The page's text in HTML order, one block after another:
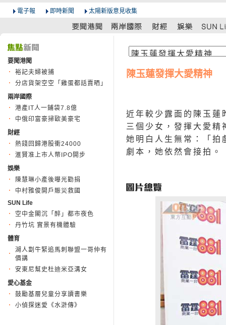
電子報 即時新聞 太陽新版意見收集
要聞港聞
裕記夫婦被捕
分店貨架空空「雞蛋都話賣晒」
兩岸國際
港產IT人一鋪袋7.8億
中俄印富豪掃歐美豪宅
財經
熱錢回歸港股衝24000
滙賢准上市人幣IPO開步
娛樂
陳慧琳小產後曝光勸捐
中村雅俊開戶賑災救國
SUN Life
空中金閣沉「醉」都市夜色
丹竹坑 實景有機體驗
體育
湖人劏牛緊追馬刺聯盟一哥仲有
價講
安東尼幫史杜迪米亞溝女
愛心基金
鼓勵基層兒童分享讀書樂
小偵探迷愛《水滸傳》
陳玉蓮發揮大愛精神
近年較少露面的陳玉蓮
三個少女，發揮大愛
她明白人生無常：「拍
劇本，她依然會接拍。